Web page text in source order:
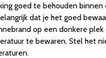
goed te behouden binnen
dat je het goed
op een donkere plek
te bewaren. Stel het